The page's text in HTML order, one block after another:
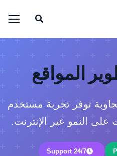
المواقع
توفر تجربة مستخدم
النمو عبر الإنترنت.
24/7 Support